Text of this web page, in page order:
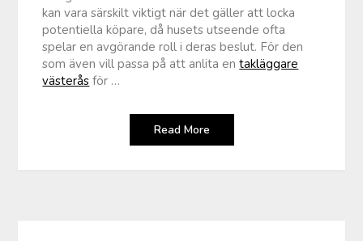
kan vara särskilt viktigt när det gäller att locka
potentiella köpare, då husets utseende ofta
spelar en avgörande roll i deras beslut. För den
som även vill passa på att anlita entakläggare
västerås för …
Read More